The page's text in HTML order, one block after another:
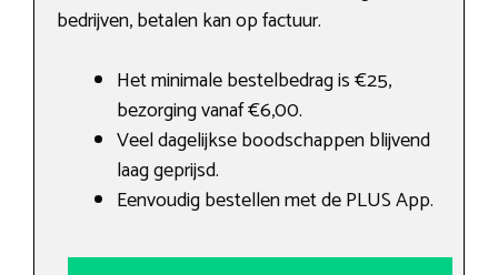
bedrijven, betalen kan op factuur.
Het minimale bestelbedrag is €25,
bezorging vanaf €6,00.
Veel dagelijkse boodschappen blijvend
laag geprijsd.
Eenvoudig bestellen met de PLUS App.